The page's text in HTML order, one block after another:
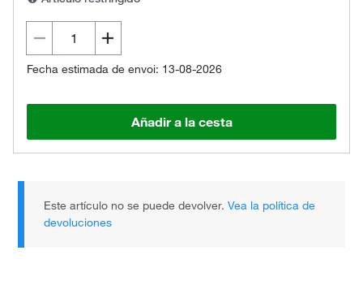
Fecha estimada de envoi: 13-08-2026
Añadir a la cesta
Este artículo no se puede devolver.Vea la política de
devoluciones